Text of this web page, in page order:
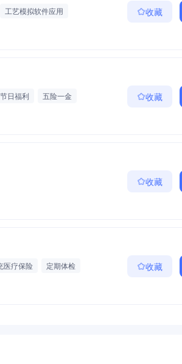
工艺模拟软件应用
收藏
节日福利
五险一金
收藏
收藏
医疗保险
定期体检
收藏